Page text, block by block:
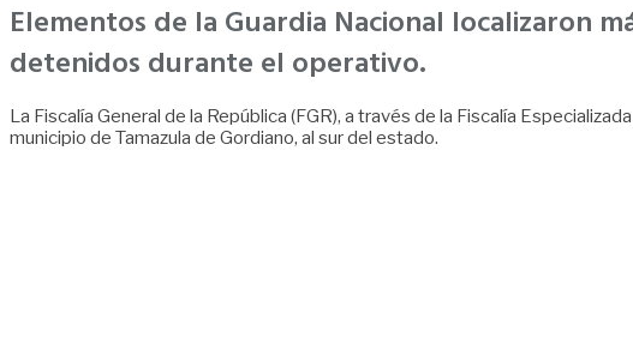
Elementos de la Guardia Nacional localizaron
detenidos durante el operativo.
La Fiscalía General de la República (FGR), a través de la Fiscalía
municipio de Tamazula de Gordiano, al sur del estado.